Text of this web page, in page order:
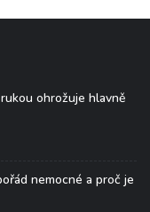
ohrožuje hlavně
nemocné a proč je